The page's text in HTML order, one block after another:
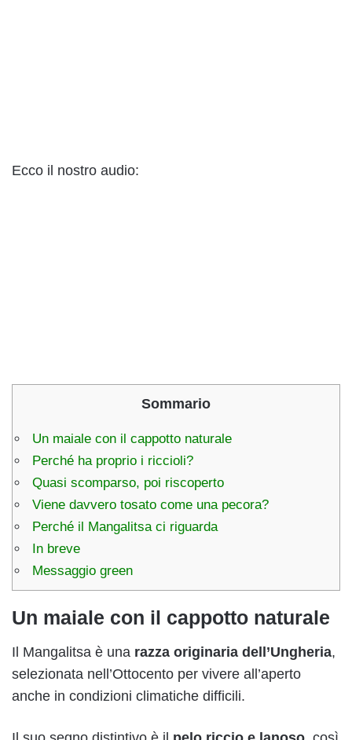
Ecco il nostro audio:
Sommario
Un maiale con il cappotto naturale
Perché ha proprio i riccioli?
Quasi scomparso, poi riscoperto
Viene davvero tosato come una pecora?
Perché il Mangalitsa ci riguarda
In breve
Messaggio green
Un maiale con il cappotto naturale
Il Mangalitsa è una razza originaria dell’Ungheria,
selezionata nell’Ottocento per vivere all’aperto
anche in condizioni climatiche difficili.